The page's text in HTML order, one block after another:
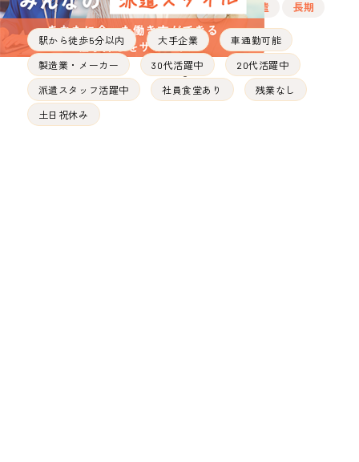
派遣 長期
駅から徒歩5分以内 大手企業 車通勤可能
製造業・メーカー 30代活躍中 20代活躍中
派遣スタッフ活躍中 社員食堂あり 残業なし
土日祝休み